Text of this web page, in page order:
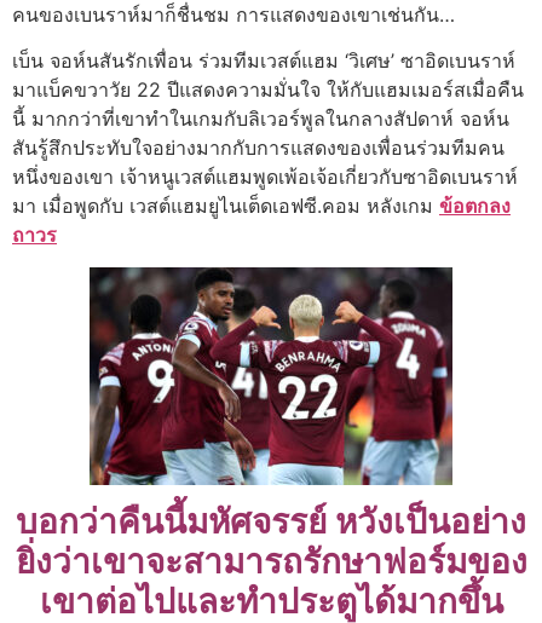
คนของเบนราห์มาก็ชื่นชม การแสดงของเขาเช่นกัน…
เบ็น จอห์นสันรักเพื่อน ร่วมทีมเวสต์แฮม ‘วิเศษ’ ซาอิดเบนราห์
มาแบ็คขวาวัย 22 ปีแสดงความมั่นใจ ให้กับแฮมเมอร์สเมื่อคืน
นี้ มากกว่าที่เขาทำในเกมกับลิเวอร์พูลในกลางสัปดาห์ จอห์น
สันรู้สึกประทับใจอย่างมากกับการแสดงของเพื่อนร่วมทีมคน
หนึ่งของเขา เจ้าหนูเวสต์แฮมพูดเพ้อเจ้อเกี่ยวกับซาอิดเบนราห์
มา เมื่อพูดกับ เวสต์แฮมยูไนเต็ดเอฟซี.คอม หลังเกม ข้อตกลง
ถาวร
บอกว่าคืนนี้มหัศจรรย์ หวังเป็นอย่าง
ยิ่งว่าเขาจะสามารถรักษาฟอร์มของ
เขาต่อไปและทำประตูได้มากขึ้น